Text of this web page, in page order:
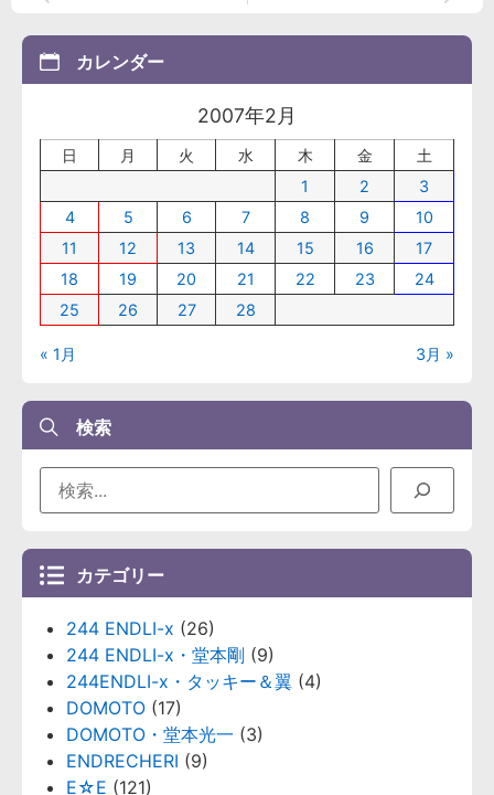
カレンダー
2007年2月
日 月 火 水 木 金
土
1
2
3
4
5 6 7 8 9
10
11
12 13 14 15 16
17
18
19 20 21 22 23
24
25
26 27 28
« 1月 3月 »
検索
カテゴリー
244 ENDLI-x (26)
244 ENDLI-x・堂本剛 (9)
244ENDLI-x・タッキー＆翼 (4)
DOMOTO (17)
DOMOTO・堂本光一 (3)
ENDRECHERI (9)
E☆E (121)